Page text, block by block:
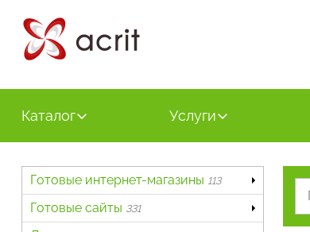
Каталог Услуги
Готовые интернет-магазины 113
Готовые сайты 331